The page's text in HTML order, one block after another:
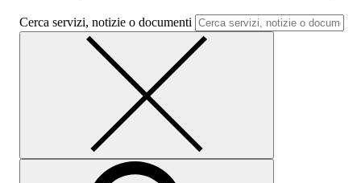
Cerca servizi, notizie o documenti